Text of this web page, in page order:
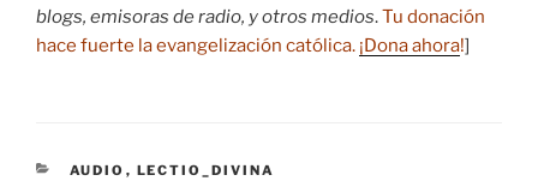
blogs, emisoras de radio, y otros medios.Tu donación
hace fuerte la evangelización católica. ¡Dona ahora!]
CATEGORÍAS
AUDIO , LECTIO_DIVINA